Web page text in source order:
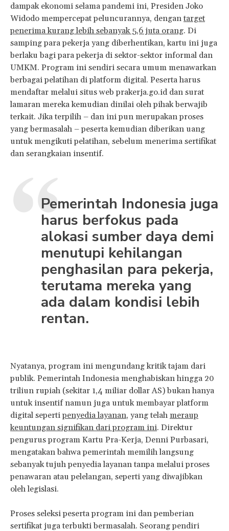
dampak ekonomi selama pandemi ini, Presiden Joko
Widodo mempercepat peluncurannya, dengan target
penerima kurang lebih sebanyak 5,6 juta orang. Di
samping para pekerja yang diberhentikan, kartu ini juga
berlaku bagi para pekerja di sektor-sektor informal dan
UMKM. Program ini sendiri secara umum menawarkan
berbagai pelatihan di platform digital. Peserta harus
mendaftar melalui situs web prakerja.go.id dan surat
lamaran mereka kemudian dinilai oleh pihak berwajib
terkait. Jika terpilih – dan ini pun merupakan proses
yang bermasalah – peserta kemudian diberikan uang
untuk mengikuti pelatihan, sebelum menerima sertifikat
dan serangkaian insentif.
Pemerintah Indonesia juga
harus berfokus pada
alokasi sumber daya demi
menutupi kehilangan
penghasilan para pekerja,
terutama mereka yang
ada dalam kondisi lebih
rentan.
Nyatanya, program ini mengundang kritik tajam dari
publik. Pemerintah Indonesia menghabiskan hingga 20
triliun rupiah (sekitar 1,4 miliar dollar AS) bukan hanya
untuk insentif namun juga untuk membayar platform
digital sepertipenyedia layanan, yang telah meraup
keuntungan signifikan dari program ini. Direktur
pengurus program Kartu Pra-Kerja, Denni Purbasari,
mengatakan bahwa pemerintah memilih langsung
sebanyak tujuh penyedia layanan tanpa melalui proses
penawaran atau pelelangan, seperti yang diwajibkan
oleh legislasi.
Proses seleksi peserta program ini dan pemberian
sertifikat juga terbukti bermasalah. Seorang pendiri